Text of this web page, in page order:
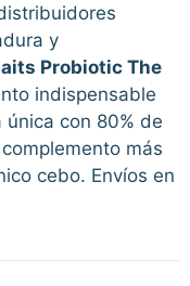
y
Probiotic The
indispensable
única con 80% de
más
cebo. Envíos en